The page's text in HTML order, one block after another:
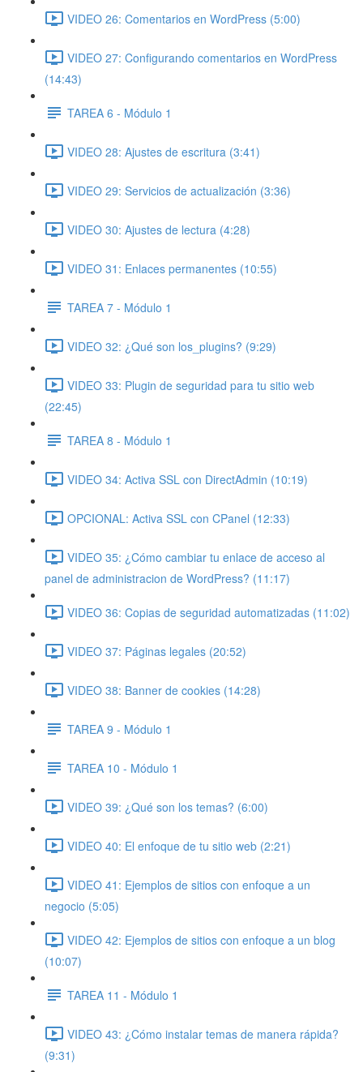
VIDEO 26: Comentarios en WordPress (5:00)
VIDEO 27: Configurando comentarios en WordPress
(14:43)
TAREA 6 - Módulo 1
VIDEO 28: Ajustes de escritura (3:41)
VIDEO 29: Servicios de actualización (3:36)
VIDEO 30: Ajustes de lectura (4:28)
VIDEO 31: Enlaces permanentes (10:55)
TAREA 7 - Módulo 1
VIDEO 32: ¿Qué son los_plugins? (9:29)
VIDEO 33: Plugin de seguridad para tu sitio web
(22:45)
TAREA 8 - Módulo 1
VIDEO 34: Activa SSL con DirectAdmin (10:19)
OPCIONAL: Activa SSL con CPanel (12:33)
VIDEO 35: ¿Cómo cambiar tu enlace de acceso al
panel de administracion de WordPress? (11:17)
VIDEO 36: Copias de seguridad automatizadas (11:02)
VIDEO 37: Páginas legales (20:52)
VIDEO 38: Banner de cookies (14:28)
TAREA 9 - Módulo 1
TAREA 10 - Módulo 1
VIDEO 39: ¿Qué son los temas? (6:00)
VIDEO 40: El enfoque de tu sitio web (2:21)
VIDEO 41: Ejemplos de sitios con enfoque a un
negocio (5:05)
VIDEO 42: Ejemplos de sitios con enfoque a un blog
(10:07)
TAREA 11 - Módulo 1
VIDEO 43: ¿Cómo instalar temas de manera rápida?
(9:31)